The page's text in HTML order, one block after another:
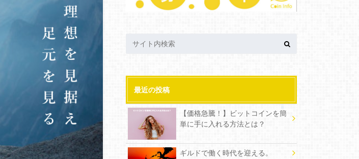
最近の投稿
【価格急騰！】ビットコインを簡
単に手に入れる方法とは？
ギルドで働く時代を迎える。